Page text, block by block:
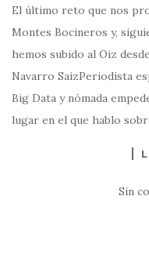
El último reto que nos
Montes Bocineros y,
hemos subido al Oiz
Navarro SaizPeriodista
Big Data y nómada
lugar en el que hablo
Sin